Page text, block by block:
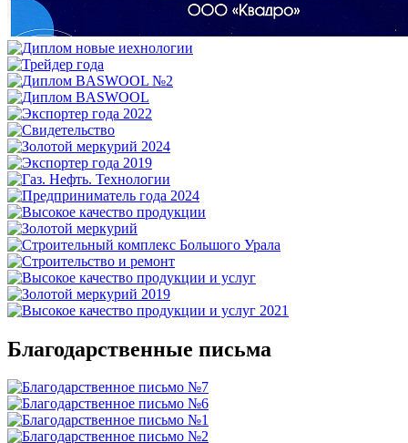
Благодарственные письма